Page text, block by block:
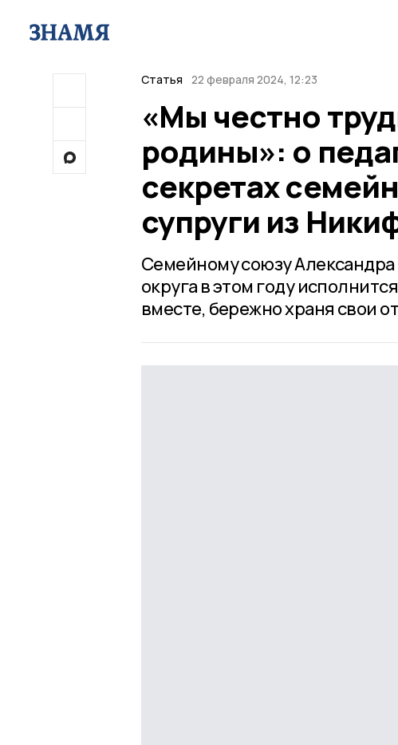
Статья 22 февраля 2024, 12:23
«Мы честно
родины»: о
секретах
супруги из
Семейному союзу
округа в этом году
вместе, бережно храня свои